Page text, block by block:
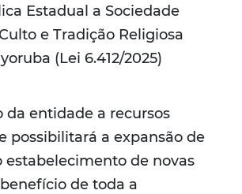
Estadual a Sociedade
e Tradição Religiosa
(Lei 6.412/2025)
da entidade a recursos
possibilitará a expansão de
estabelecimento de novas
de toda a